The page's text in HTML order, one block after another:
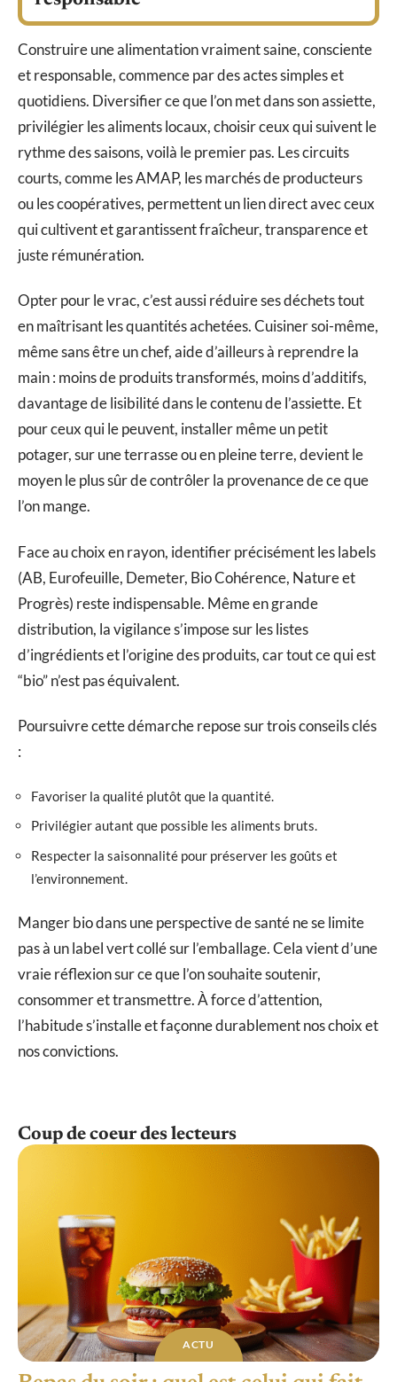
Construire une alimentation vraiment saine, consciente
et responsable, commence par des actes simples et
quotidiens. Diversifier ce que l’on met dans son assiette,
privilégier les aliments locaux, choisir ceux qui suivent le
rythme des saisons, voilà le premier pas. Les circuits
courts, comme les AMAP, les marchés de producteurs
ou les coopératives, permettent un lien direct avec ceux
qui cultivent et garantissent fraîcheur, transparence et
juste rémunération.
Opter pour le vrac, c’est aussi réduire ses déchets tout
en maîtrisant les quantités achetées. Cuisiner soi-même,
même sans être un chef, aide d’ailleurs à reprendre la
main : moins de produits transformés, moins d’additifs,
davantage de lisibilité dans le contenu de l’assiette. Et
pour ceux qui le peuvent, installer même un petit
potager, sur une terrasse ou en pleine terre, devient le
moyen le plus sûr de contrôler la provenance de ce que
l’on mange.
Face au choix en rayon, identifier précisément les labels
(AB, Eurofeuille, Demeter, Bio Cohérence, Nature et
Progrès) reste indispensable. Même en grande
distribution, la vigilance s’impose sur les listes
d’ingrédients et l’origine des produits, car tout ce qui est
“bio” n’est pas équivalent.
Poursuivre cette démarche repose sur trois conseils clés
:
Favoriser la qualité plutôt que la quantité.
Privilégier autant que possible les aliments bruts.
Respecter la saisonnalité pour préserver les goûts et
l’environnement.
Manger bio dans une perspective de santé ne se limite
pas à un label vert collé sur l’emballage. Cela vient d’une
vraie réflexion sur ce que l’on souhaite soutenir,
consommer et transmettre. À force d’attention,
l’habitude s’installe et façonne durablement nos choix et
nos convictions.
Coup de coeur des lecteurs
ACTU